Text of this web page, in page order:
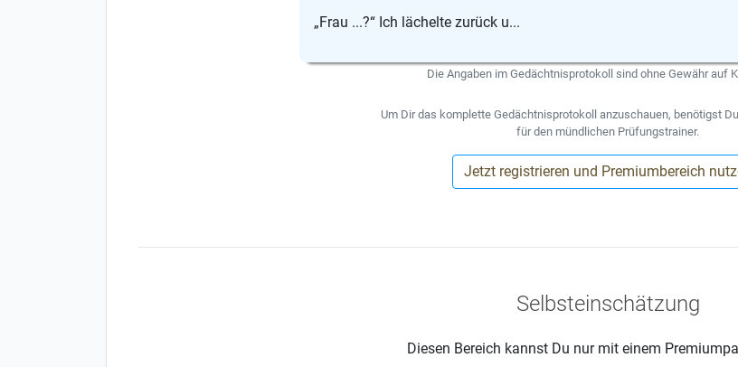
„Frau ...?“ Ich lächelte zurück u...
Die Angaben im Gedächtnisprotokoll sind ohne Gewähr auf
Um Dir das komplette Gedächtnisprotokoll anzuschauen, benötigst
für den mündlichen Prüfungstrainer.
Jetzt registrieren und Premiumbereich
Selbsteinschätzung
Diesen Bereich kannst Du nur mit einem